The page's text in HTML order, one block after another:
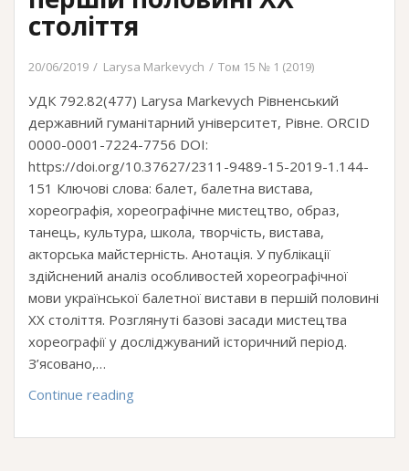
століття
20/06/2019 Larysa Markevych Том 15 № 1 (2019)
УДК 792.82(477) Larysa Markevych Рівненський
державний гуманітарний університет, Рівне. ORCID
0000-0001-7224-7756 DOI:
https://doi.org/10.37627/2311-9489-15-2019-1.144-
151 Ключові слова: балет, балетна вистава,
хореографія, хореографічне мистецтво, образ,
танець, культура, школа, творчість, вистава,
акторська майстерність. Анотація. У публікації
здійснений аналіз особливостей хореографічної
мови української балетної вистави в першій половині
ХХ століття. Розглянуті базові засади мистецтва
хореографії у досліджуваний історичний період.
З’ясовано,…
Continue reading
мови